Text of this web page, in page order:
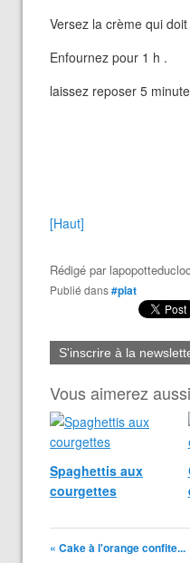
Versez la crème qui
Enfournez pour 1 h .
laissez reposer 5
[Haut]
Rédigé par
Publié dans#plat
S'inscrire à la
Vous aimerez
Spaghettis aux
courgettes
« Cake à l'orange confite...